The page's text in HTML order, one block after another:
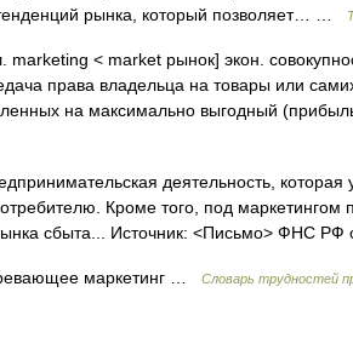
рынка, который позволяет… …
marketing < market рынок] экон.
права владельца на товары или
на максимально выгодный
деятельность,
Кроме того, под маркетингом
сбыта... Источник: <Письмо> ФНС
маркетинг …
Словарь трудностей